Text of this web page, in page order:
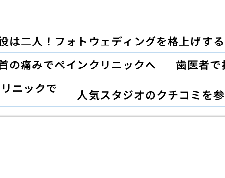
は二人！フォトウェディングを格上げす
の痛みでペインクリニックへ
歯医者
ニックで
人気スタジオのクチコミを